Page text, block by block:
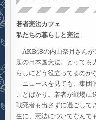
若者憲法カフェ
私たちの暮らしと憲法
AKB48の内山奈月さんが
題の日本国憲法。とっても
らしにどう役立ってるのか
ニュースを見ても、集団
ことばかり。若者が戦場に
戦死者も出さずに過ごして
生に、憲法についてなんで